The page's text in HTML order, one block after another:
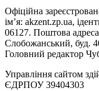
Офіційна
ім’я: akzent.zp.ua,
06127. Поштова
Слобожанський, буд.
Головний редактор
Управління сайтом
ЄДРПОУ 39404303